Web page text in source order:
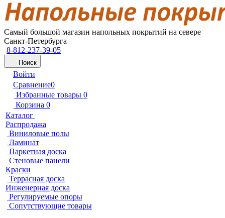
Самый большой магазин напольных покрытий на севере
Санкт-Петербурга
8-812-237-39-05
Поиск
Войти
Сравнение0
Избранные товары 0
Корзина 0
Каталог
Распродажа
Виниловые полы
Ламинат
Паркетная доска
Стеновые панели
Краски
Террасная доска
Инженерная доска
Регулируемые опоры
Сопутствующие товары